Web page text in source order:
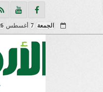
الجمعة 7 أغسطس